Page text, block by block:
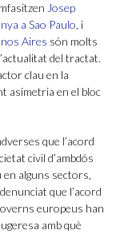
Josep
a Sao Paulo, i
Aires són molts
del tractat.
clau en la
asimetria en el bloc
que l’acord
civil d’ambdós
en alguns sectors,
que l’acord
europeus han
amb què